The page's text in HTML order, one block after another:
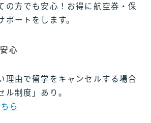
方でも安心！お得に航空券・保
ポートをします。
心
由で留学をキャンセルする場合
ル制度」あり。
ら